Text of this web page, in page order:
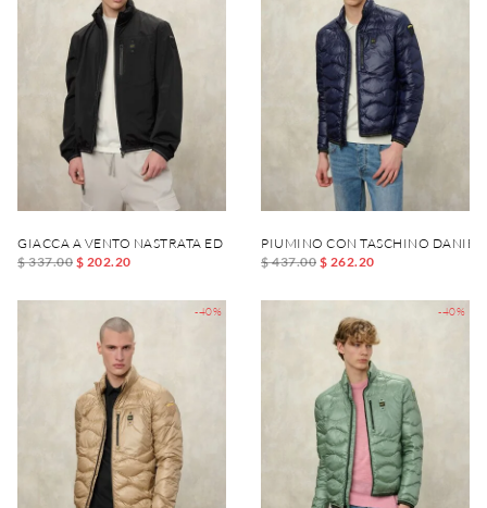
GIACCA A VENTO NASTRATA ED ELASTICIZZATA DEWAR
$ 337.00 $ 202.20
PIUMINO CON TASCHINO DANIEL
$ 437.00 $ 262.20
-40% -40%